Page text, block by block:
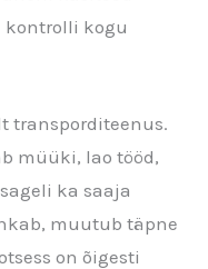
kontrolli kogu
transporditeenus.
müüki, lao tööd,
ka saaja
muutub täpne
on õigesti